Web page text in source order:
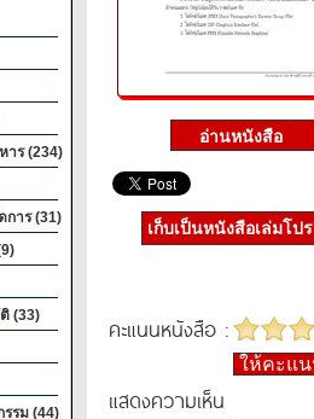
าร (234)
การ (31)
(33)
รรม (44)
เก็บเป็นหนังสือเล่มโป
คะแนนหนังสือ :
ให้คะแ
แสดงความเห็น